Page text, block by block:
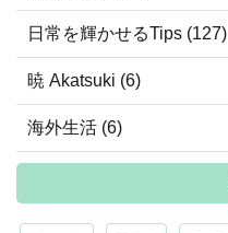
日常を輝かせるTips (127)
暁 Akatsuki (6)
海外生活 (6)